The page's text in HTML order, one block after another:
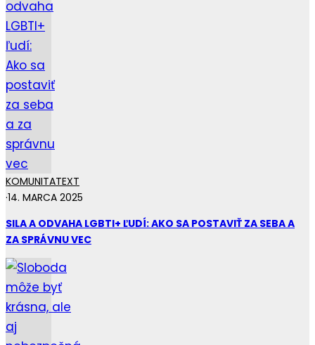
KOMUNITATEXT
·14. MARCA 2025
SILA A ODVAHA LGBTI+ ĽUDÍ: AKO SA POSTAVIŤ ZA SEBA A
ZA SPRÁVNU VEC